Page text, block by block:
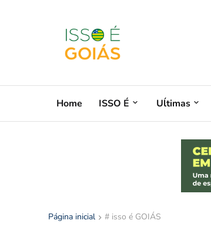
Home ISSO É Uĺtimas
Página inicial # isso é GOIÁS